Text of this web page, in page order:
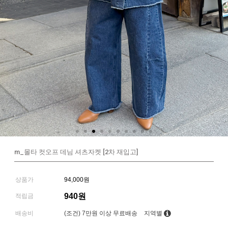
m_몰타 컷오프 데님 셔츠자켓 [2차 재입고]
상품가 94,000원
적립금 940원
배송비 (조건) 7만원 이상 무료배송 지역별